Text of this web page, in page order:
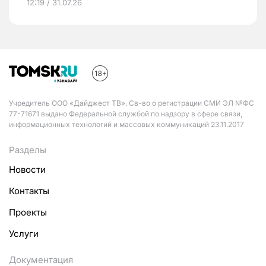
12:19 / 31.07.26
Учредитель ООО «Дайджест ТВ». Св-во о регистрации СМИ ЭЛ №ФС
77-71671 выдано Федеральной службой по надзору в сфере связи,
информационных технологий и массовых коммуникаций 23.11.2017
Разделы
Новости
Контакты
Проекты
Услуги
Документация